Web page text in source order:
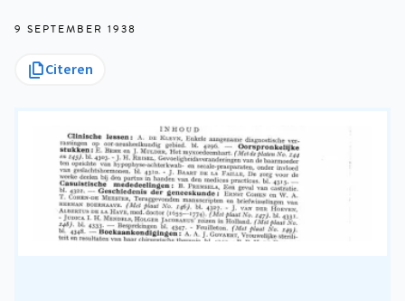
9 SEPTEMBER 1938
Citeren